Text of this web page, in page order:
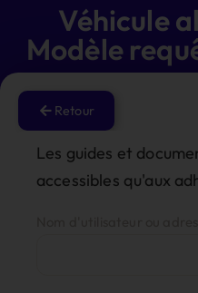
Véhicule
Modèle
Retour
Les guides et
accessibles qu'aux